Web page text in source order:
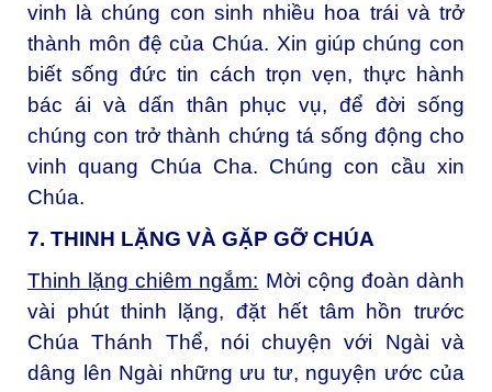
vinh là chúng con sinh nhiều hoa trái và trở
thành môn đệ của Chúa. Xin giúp chúng con
biết sống đức tin cách trọn vẹn, thực hành
bác ái và dấn thân phục vụ, để đời sống
chúng con trở thành chứng tá sống động cho
vinh quang Chúa Cha. Chúng con cầu xin
Chúa.
7. THINH LẶNG VÀ GẶP GỠ CHÚA
Thinh lặng chiêm ngắm: Mời cộng đoàn dành
vài phút thinh lặng, đặt hết tâm hồn trước
Chúa Thánh Thể, nói chuyện với Ngài và
dâng lên Ngài những ưu tư, nguyện ước của